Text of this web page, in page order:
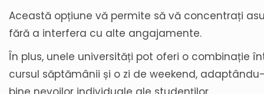
Această opțiune vă permite să vă concentrați
fără a interfera cu alte angajamente.
În plus, unele universități pot oferi o combinație
cursul săptămânii și o zi de weekend,